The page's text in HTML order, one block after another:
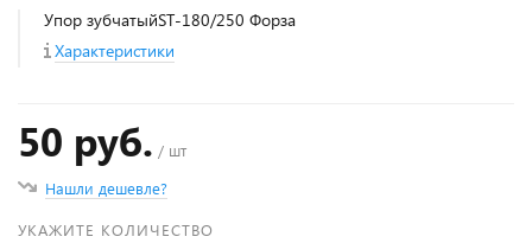
Упор зубчатыйST-180/250 Форза
Характеристики
50 руб. / шт
Нашли дешевле?
УКАЖИТЕ КОЛИЧЕСТВО